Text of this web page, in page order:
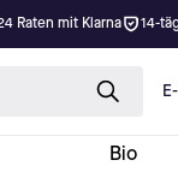
Raten mit Klarna 14-
Bio